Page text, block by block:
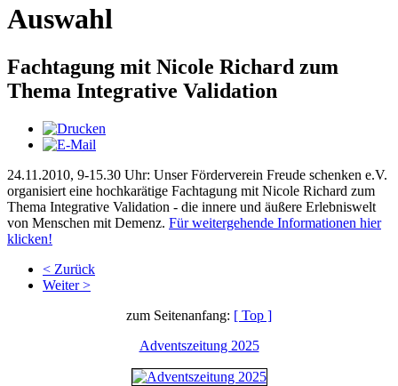
Auswahl
Fachtagung mit Nicole Richard zum
Thema Integrative Validation
24.11.2010, 9-15.30 Uhr: Unser Förderverein Freude schenken e.V.
organisiert eine hochkarätige Fachtagung mit Nicole Richard zum
Thema Integrative Validation - die innere und äußere Erlebniswelt
von Menschen mit Demenz. Für weitergehende Informationen hier
klicken!
< Zurück
Weiter >
zum Seitenanfang: [ Top ]
Adventszeitung 2025